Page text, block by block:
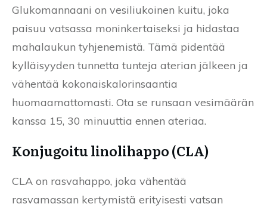
Glukomannaani on vesiliukoinen kuitu, joka
paisuu vatsassa moninkertaiseksi ja hidastaa
mahalaukun tyhjenemistä. Tämä pidentää
kylläisyyden tunnetta tunteja aterian jälkeen ja
vähentää kokonaiskalorinsaantia
huomaamattomasti. Ota se runsaan vesimäärän
kanssa 15, 30 minuuttia ennen ateriaa.
Konjugoitu linolihappo (CLA)
CLA on rasvahappo, joka vähentää
rasvamassan kertymistä erityisesti vatsan